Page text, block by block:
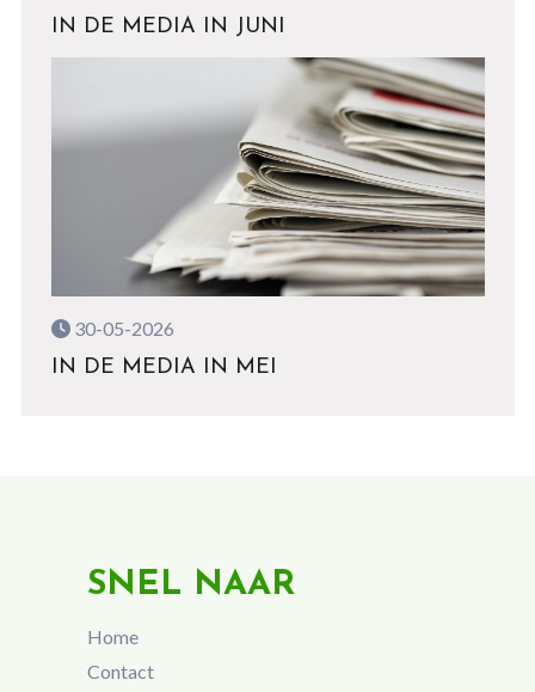
IN DE MEDIA IN JUNI
30-05-2026
IN DE MEDIA IN MEI
SNEL NAAR
Home
Contact